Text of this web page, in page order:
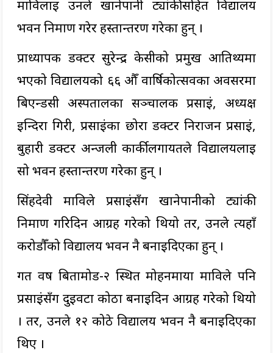
माविलाई उनले खानेपानी ट्यांकीसहित विद्यालय
भवन निर्माण गरेर हस्तान्तरण गरेका हुन् ।
प्राध्यापक डक्टर सुरेन्द्र केसीको प्रमुख आतिथ्यमा
भएको विद्यालयको ६६ औँ वार्षिकोत्सवका अवसरमा
बिएन्डसी अस्पतालका सञ्चालक प्रसाईं, अध्यक्ष
इन्दिरा गिरी, प्रसाईंका छोरा डक्टर निराजन प्रसाईं,
बुहारी डक्टर अन्जली कार्कीलगायतले विद्यालयलाई
सो भवन हस्तान्तरण गरेका हुन् ।
सिंहदेवी माविले प्रसाईंसँग खानेपानीको ट्यांकी
निर्माण गरिदिन आग्रह गरेको थियो तर, उनले त्यहाँ
करोडौँको विद्यालय भवन नै बनाइदिएका हुन् ।
गत वर्ष बिर्तामोड-२ स्थित मोहनमाया माविले पनि
प्रसाईंसँग दुईवटा कोठा बनाइदिन आग्रह गरेको थियो
। तर, उनले १२ कोठे विद्यालय भवन नै बनाइदिएका
थिए ।